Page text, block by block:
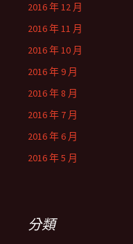
2016 年 12 月
2016 年 11 月
2016 年 10 月
2016 年 9 月
2016 年 8 月
2016 年 7 月
2016 年 6 月
2016 年 5 月
分類